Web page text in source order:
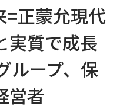
=正蒙允現代
実質で成長
ループ、保
営者